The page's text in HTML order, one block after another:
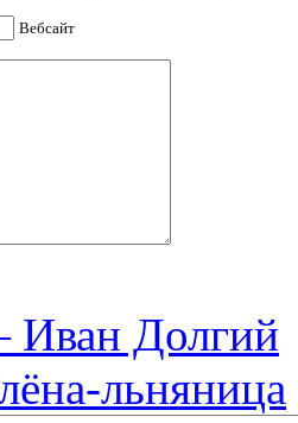
Вебсайт
Долгий
льняница